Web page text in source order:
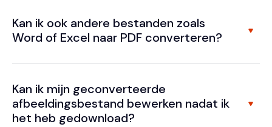
Kan ik ook andere bestanden zoals
Word of Excel naar PDF converteren?
Kan ik mijn geconverteerde
afbeeldingsbestand bewerken nadat ik
het heb gedownload?